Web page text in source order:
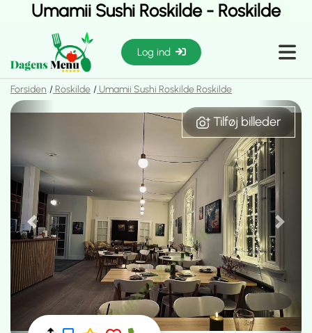
Umamii Sushi Roskilde - Roskilde
Log ind
Forsiden Roskilde Umamii Sushi Roskilde Roskilde
Tilføj billeder
Tilføj billeder
Previous Next